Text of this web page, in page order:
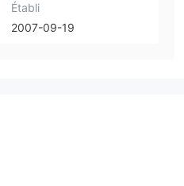
Établi
2007-09-19